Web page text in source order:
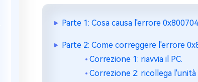
Parte 1: Cosa causa l'errore
Parte 2: Come correggere l'errore
Correzione 1: riavvia il PC.
Correzione 2: ricollega l'unità